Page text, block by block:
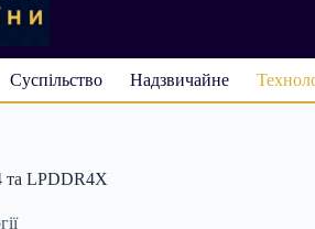
Суспільство Надзвичайне
та LPDDR4X